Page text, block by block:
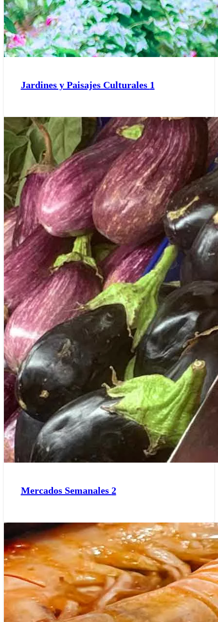
Jardines y Paisajes Culturales 1
Mercados Semanales 2